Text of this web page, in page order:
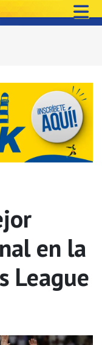
en la
League